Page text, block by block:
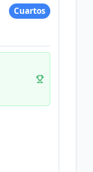
Cuartos